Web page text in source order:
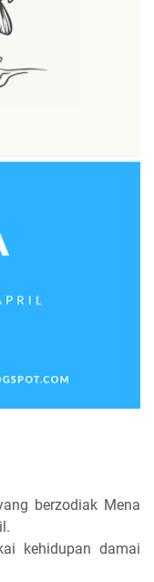
berzodiak Mena
kehidupan damai